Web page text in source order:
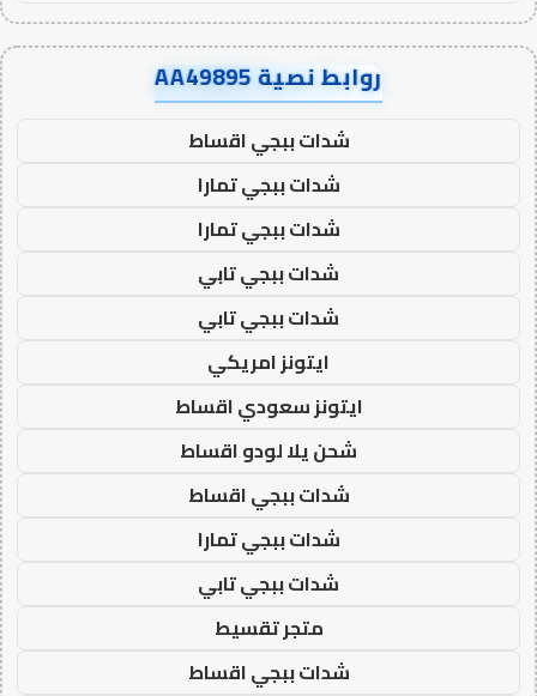
روابط نصية AA49895
شدات ببجي اقساط
شدات ببجي تمارا
شدات ببجي تمارا
شدات ببجي تابي
شدات ببجي تابي
ايتونز امريكي
ايتونز سعودي اقساط
شحن يلا لودو اقساط
شدات ببجي اقساط
شدات ببجي تمارا
شدات ببجي تابي
متجر تقسيط
شدات ببجي اقساط